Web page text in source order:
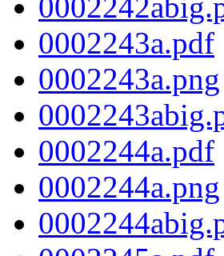
0002243a.pdf
0002243a.png
0002244a.pdf
0002244a.png